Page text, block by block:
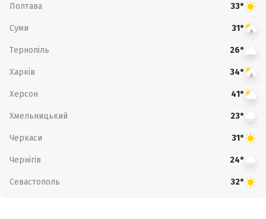
Полтава 33°
Суми 31°
Тернопіль 26°
Харків 34°
Херсон 41°
Хмельницький 23°
Черкаси 31°
Чернігів 24°
Севастополь 32°